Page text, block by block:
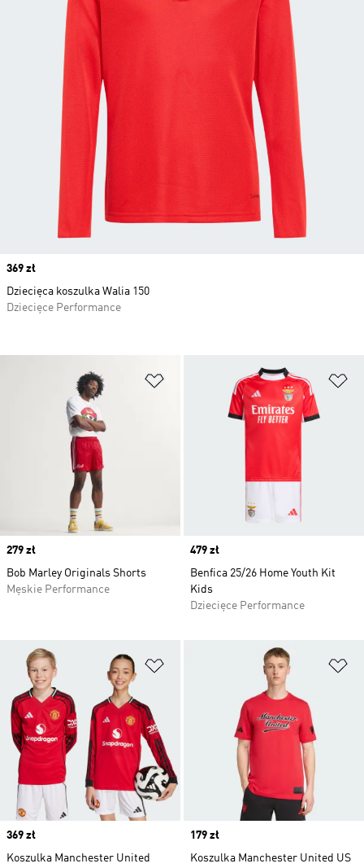
Dodaj do listy życzeń
Price
279 zł
Bob Marley Originals Shorts
Męskie Performance
Price
479 zł
Benfica 25/26 Home Youth Kit
Kids
Dziecięce Performance
Dodaj do listy życzeń
Price
369 zł
Koszulka Manchester United
Price
179 zł
Koszulka Manchester United US
Price
369 zł
Dziecięca koszulka Walia 150
Dziecięce Performance